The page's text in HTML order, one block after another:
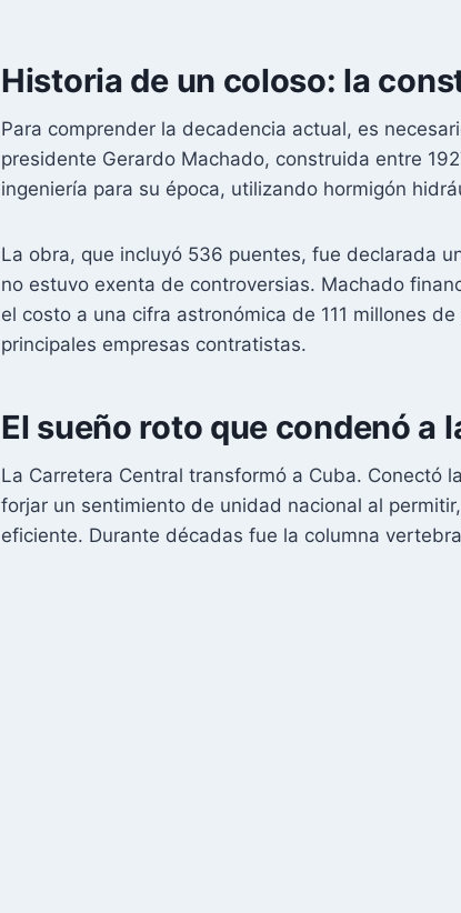
Historia de un coloso: la
Para comprender la decadencia actual, es
presidente Gerardo Machado, construida entre
ingeniería para su época, utilizando hormigón
La obra, que incluyó 536 puentes, fue declarada
no estuvo exenta de controversias. Machado
el costo a una cifra astronómica de 111 millones
principales empresas contratistas.
El sueño roto que condenó a
La Carretera Central transformó a Cuba. Conectó
forjar un sentimiento de unidad nacional al
eficiente. Durante décadas fue la columna